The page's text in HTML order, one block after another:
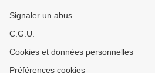
Signaler un abus
C.G.U.
Cookies et données personnelles
Préférences cookies